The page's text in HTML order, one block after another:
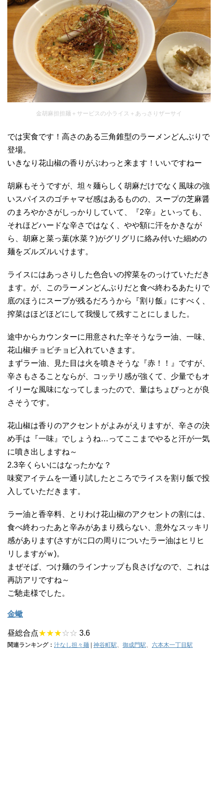
金胡麻担担麺＋サービスの小ライス＋あっさりザーサイ
では実食です！高さのある三角錐型のラーメンどんぶりで
登場。
いきなり花山椒の香りがぶわっと来ます！いいですねー
胡麻もそうですが、坦々麺らしく胡麻だけでなく風味の強
いスパイスのゴチャマゼ感はあるものの、スープの芝麻醤
のまろやかさがしっかりしていて、『2辛』といっても、
それほどハードな辛さではなく、やや額に汗をかきなが
ら、胡麻と菜っ葉(水菜？)がグリグリに絡み付いた細めの
麺をズルズルいけます。
ライスにはあっさりした色合いの搾菜をのっけていただき
ます。が、このラーメンどんぶりだと食べ終わるあたりで
底のほうにスープが残るだろうから『割り飯』にすべく、
搾菜はほどほどにして我慢して残すことにしました。
途中からカウンターに用意された辛そうなラー油、一味、
花山椒チョビチョビ入れていきます。
まずラー油、見た目は火を噴きそうな『赤！！』ですが、
辛さもさることならが、コッテリ感が強くて、少量でもオ
イリーな風味になってしまったので、量はちょびっとが良
さそうです。
花山椒は香りのアクセントがよみがえりますが、辛さの決
め手は『一味』でしょうね…ってここまでやると汗が一気
に噴き出しますね～
2.3辛くらいにはなったかな？
味変アイテムを一通り試したところでライスを割り飯で投
入していただきます。
ラー油と香辛料、とりわけ花山椒のアクセントの割には、
食べ終わったあと辛みがあまり残らない、意外なスッキリ
感があります(さすがに口の周りについたラー油はヒリヒ
リしますがｗ)。
まぜそば、つけ麺のラインナップも良さげなので、これは
再訪アリですね～
ご馳走様でした。
金蠍
昼総合点★★★☆☆ 3.6
関連ランキング： 汁なし担々麺 | 神谷町駅、 御成門駅、 六本木一丁目駅